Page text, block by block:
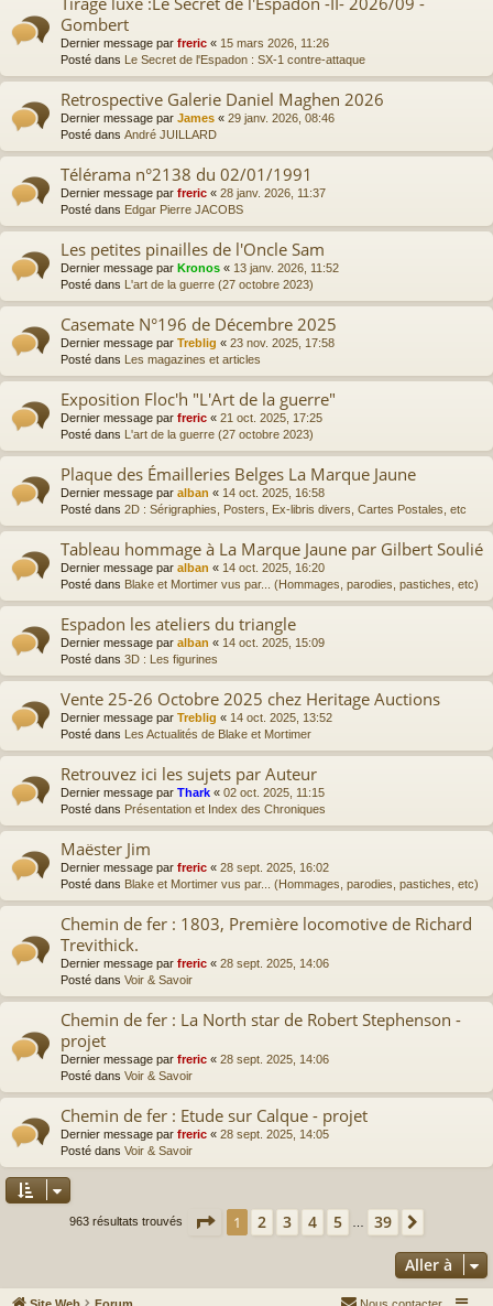
Gombert
Dernier message par freric « 15 mars 2026, 11:26
Posté dans Le Secret de l'Espadon : SX-1 contre-attaque
Retrospective Galerie Daniel Maghen 2026
Dernier message par James « 29 janv. 2026, 08:46
Posté dans André JUILLARD
Télérama n°2138 du 02/01/1991
Dernier message par freric « 28 janv. 2026, 11:37
Posté dans Edgar Pierre JACOBS
Les petites pinailles de l'Oncle Sam
Dernier message par Kronos « 13 janv. 2026, 11:52
Posté dans L'art de la guerre (27 octobre 2023)
Casemate N°196 de Décembre 2025
Dernier message par Treblig « 23 nov. 2025, 17:58
Posté dans Les magazines et articles
Exposition Floc'h "L'Art de la guerre"
Dernier message par freric « 21 oct. 2025, 17:25
Posté dans L'art de la guerre (27 octobre 2023)
Plaque des Émailleries Belges La Marque Jaune
Dernier message par alban « 14 oct. 2025, 16:58
Posté dans 2D : Sérigraphies, Posters, Ex-libris divers, Cartes Postales, etc
Tableau hommage à La Marque Jaune par Gilbert Soulié
Dernier message par alban « 14 oct. 2025, 16:20
Posté dans Blake et Mortimer vus par... (Hommages, parodies, pastiches, etc)
Espadon les ateliers du triangle
Dernier message par alban « 14 oct. 2025, 15:09
Posté dans 3D : Les figurines
Vente 25-26 Octobre 2025 chez Heritage Auctions
Dernier message par Treblig « 14 oct. 2025, 13:52
Posté dans Les Actualités de Blake et Mortimer
Retrouvez ici les sujets par Auteur
Dernier message par Thark « 02 oct. 2025, 11:15
Posté dans Présentation et Index des Chroniques
Maëster Jim
Dernier message par freric « 28 sept. 2025, 16:02
Posté dans Blake et Mortimer vus par... (Hommages, parodies, pastiches, etc)
Chemin de fer : 1803, Première locomotive de Richard
Trevithick.
Dernier message par freric « 28 sept. 2025, 14:06
Posté dans Voir & Savoir
Chemin de fer : La North star de Robert Stephenson -
projet
Dernier message par freric « 28 sept. 2025, 14:06
Posté dans Voir & Savoir
Chemin de fer : Etude sur Calque - projet
Dernier message par freric « 28 sept. 2025, 14:05
Posté dans Voir & Savoir
963 résultats trouvés Page 1 sur 39
1 2 3 4 5 39
Aller à